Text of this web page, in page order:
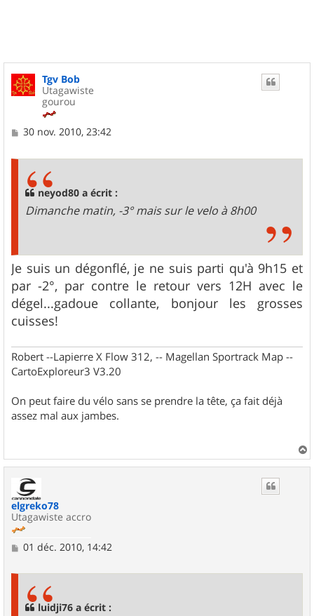
Tgv Bob
Utagawiste
gourou
M
30 nov. 2010, 23:42
neyod80 a écrit :
Dimanche matin, -3° mais sur le velo à 8h00
Je suis un dégonflé, je ne suis parti qu'à 9h15 et
par -2°, par contre le retour vers 12H avec le
dégel...gadoue collante, bonjour les grosses
cuisses!
Robert --Lapierre X Flow 312, -- Magellan Sportrack Map --
CartoExploreur3 V3.20
On peut faire du vélo sans se prendre la tête, ça fait déjà
assez mal aux jambes.
a
elgreko78
Utagawiste accro
M
01 déc. 2010, 14:42
luidji76 a écrit :